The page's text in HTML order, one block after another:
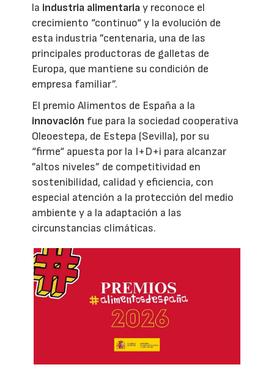
la industria alimentariay reconoce el
crecimiento “continuo“ y la evolución de
esta industria ”centenaria, una de las
principales productoras de galletas de
Europa, que mantiene su condición de
empresa familiar”.
El premio Alimentos de España a la
innovación fue para la sociedad cooperativa
Oleoestepa, de Estepa (Sevilla), por su
“firme“ apuesta por la I+D+i para alcanzar
”altos niveles” de competitividad en
sostenibilidad, calidad y eficiencia, con
especial atención a la protección del medio
ambiente y a la adaptación a las
circunstancias climáticas.